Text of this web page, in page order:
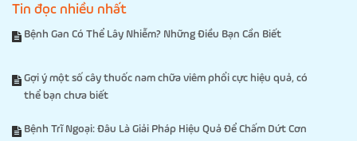
Tin đọc nhiều nhất
Bệnh Gan Có Thể Lây Nhiễm? Những Điều Bạn Cần Biết
Gợi ý một số cây thuốc nam chữa viêm phổi cực hiệu quả, có
thể bạn chưa biết
Bệnh Trĩ Ngoại: Đâu Là Giải Pháp Hiệu Quả Để Chấm Dứt Cơn